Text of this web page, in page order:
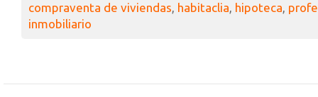
compraventa de viviendas, habitaclia, hipoteca,
inmobiliario